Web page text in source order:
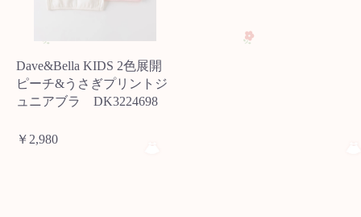
Dave&Bella KIDS 2色展開
ピーチ&うさぎプリントジ
ュニアブラ DK3224698
￥2,980